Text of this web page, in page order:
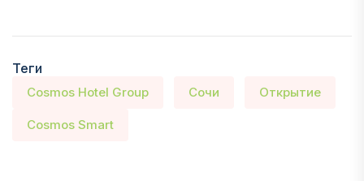
Теги
Cosmos Hotel Group Сочи Открытие
Cosmos Smart